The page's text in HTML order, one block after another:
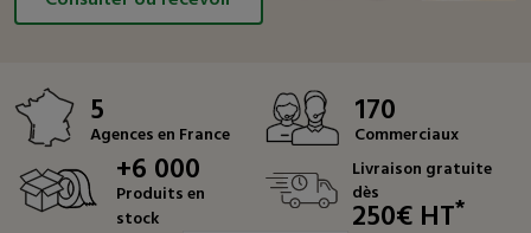
5
Agences en France
170
Commerciaux
+6 000
Produits en
stock
Livraison gratuite
dès
250€ HT*